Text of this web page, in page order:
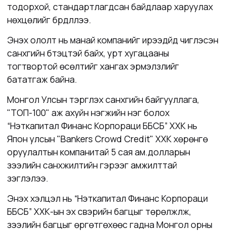
тодорхой, стандартлагдсан байдлаар харуулах
нөхцөлийг бүрдүүллээ.
Энэхүү ололт нь манай компанийг ирээдүйд чиглэсэн
санхүүгийн бүтэцтэй байх, урт хугацааны
тогтвортой өсөлтийг хангах эрмэлзлийг
бататгаж байна.
Монгол Улсын тэргүүлэх санхүүгийн байгууллага,
"ТОП-100" аж ахуйн нэгжийн нэг болох
“Нэткапитал Финанс Корпораци ББСБ” ХХК нь
Япон улсын "Bankers Crowd Credit" ХХК хөрөнгө
оруулалтын компанитай 5 сая ам.долларын
зээлийн санхүүжилтийн гэрээг амжилттай
үзэглэлээ.
Энэхүү хэлцэл нь “Нэткапитал Финанс Корпораци
ББСБ” ХХК-ын эх үүсвэрийн багцыг төрөлжүүлж,
зээлийн багцыг өргөтгөхөөс гадна Монгол орны